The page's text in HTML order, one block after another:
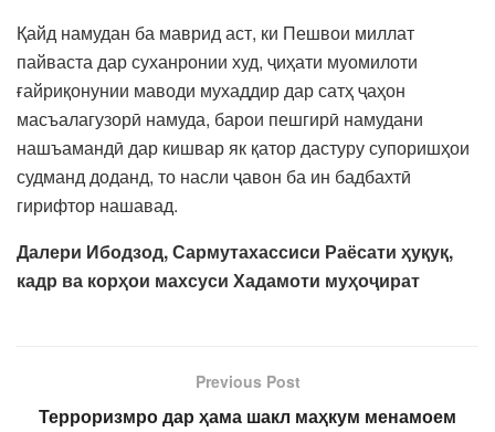
Қайд намудан ба маврид аст, ки Пешвои миллат
пайваста дар суханронии худ, ҷиҳати муомилоти
ғайриқонунии маводи мухаддир дар сатҳ ҷаҳон
масъалагузорӣ намуда, барои пешгирӣ намудани
нашъамандӣ дар кишвар як қатор дастуру супоришҳои
судманд доданд, то насли ҷавон ба ин бадбахтӣ
гирифтор нашавад.
Далери Ибодзод, Сармутахассиси Раёсати ҳуқуқ,
кадр ва корҳои махсуси Хадамоти муҳоҷират
Previous Post
Терроризмро дар ҳама шакл маҳкум менамоем